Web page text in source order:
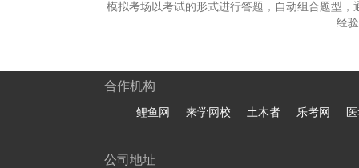
模拟考场以考试的形式进行答题，自动组合题型
经
合作机构
鲤鱼网 来学网校 土木者 乐考网
公司地址